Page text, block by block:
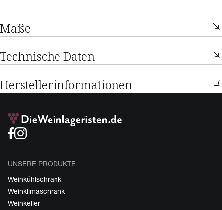
Maße
Technische Daten
Herstellerinformationen
UNSERE PRODUKTE
Weinkühlschrank
Weinklimaschrank
Weinkeller